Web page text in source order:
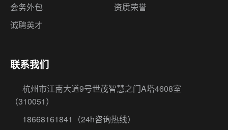
会务外包
资质荣誉
诚聘英才
联系我们
杭州市江南大道9号世茂智慧之门A塔4608室
（310051）
18668161841
（24h咨询热线）